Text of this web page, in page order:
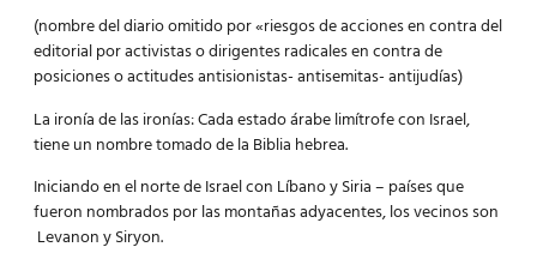
(nombre del diario omitido por «riesgos de acciones en contra del
editorial por activistas o dirigentes radicales en contra de
posiciones o actitudes antisionistas- antisemitas- antijudías)
La ironía de las ironías: Cada estado árabe limítrofe con Israel,
tiene un nombre tomado de la Biblia hebrea.
Iniciando en el norte de Israel con Líbano y Siria – países que
fueron nombrados por las montañas adyacentes, los vecinos son
Levanon y Siryon.